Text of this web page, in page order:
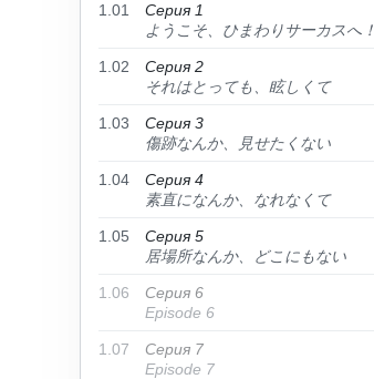
1.01
Серия 1
ようこそ、ひまわりサーカスへ！
1.02
Серия 2
それはとっても、眩しくて
1.03
Серия 3
傷跡なんか、見せたくない
1.04
Серия 4
素直になんか、なれなくて
1.05
Серия 5
居場所なんか、どこにもない
1.06
Серия 6
Episode 6
1.07
Серия 7
Episode 7